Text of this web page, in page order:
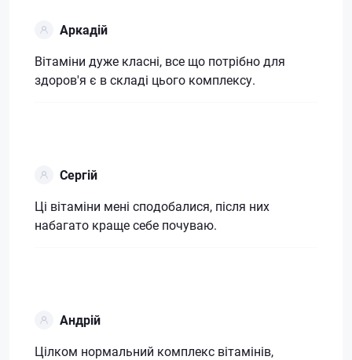
Аркадій
Вітаміни дуже класні, все що потрібно для
здоров'я є в складі цього комплексу.
Сергій
Ці вітаміни мені сподобалися, після них
набагато краще себе почуваю.
Андрій
Цілком нормальний комплекс вітамінів,